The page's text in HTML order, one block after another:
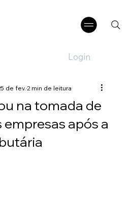
Login
na tomada de
empresas após a
de fev. 2 min de leitura